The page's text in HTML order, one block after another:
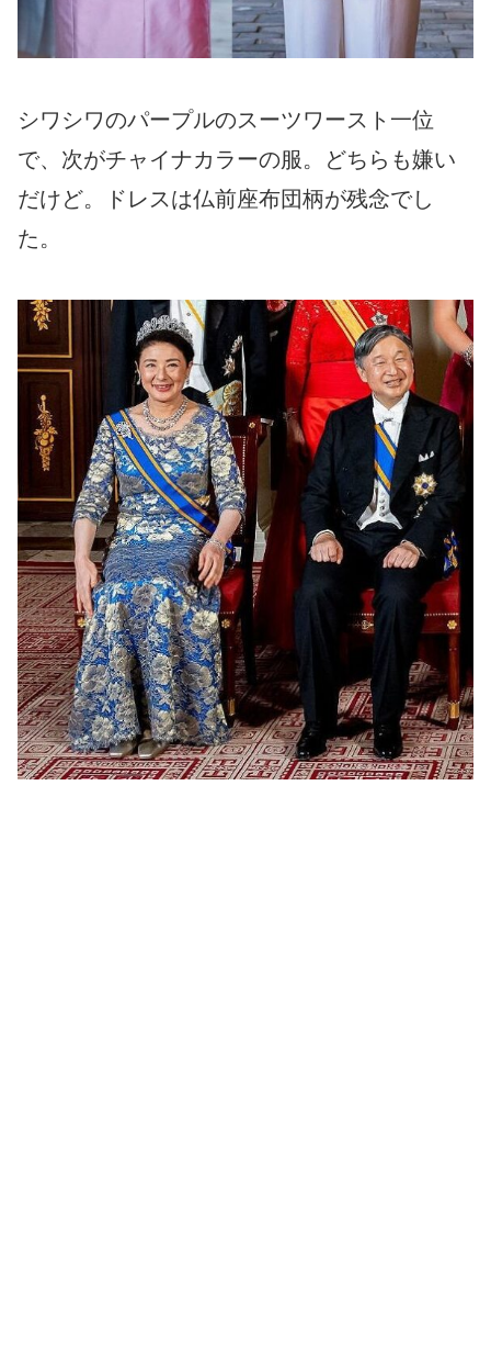
シワシワのパープルのスーツワースト一位
で、次がチャイナカラーの服。どちらも嫌い
だけど。ドレスは仏前座布団柄が残念でし
た。